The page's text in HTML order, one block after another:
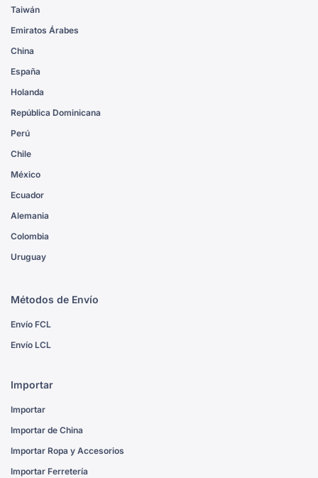
Taiwán
Emiratos Árabes
China
España
Holanda
República Dominicana
Perú
Chile
México
Ecuador
Alemania
Colombia
Uruguay
Métodos de Envío
Envío FCL
Envío LCL
Importar
Importar
Importar de China
Importar Ropa y Accesorios
Importar Ferretería